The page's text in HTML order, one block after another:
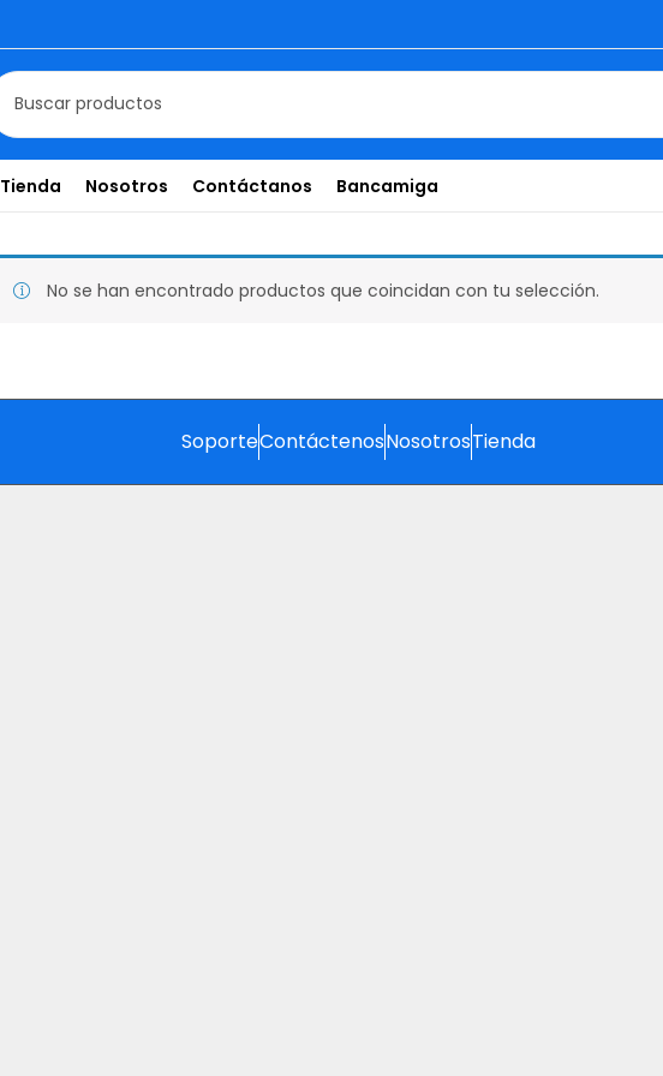
Tienda Nosotros Contáctanos Bancamiga
No se han encontrado productos que coincidan con tu selección.
SoporteContáctenosNosotrosTienda